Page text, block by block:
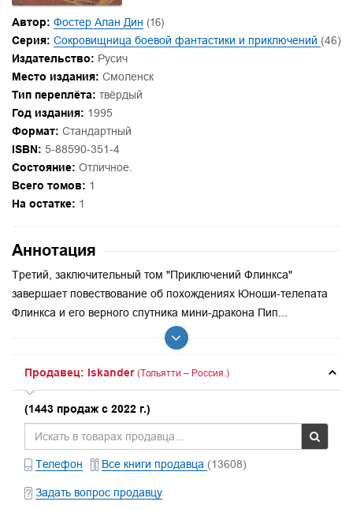
Автор: Фостер Алан Дин (16)
Серия: Сокровищница боевой фантастики и приключений (46)
Издательство: Русич
Место издания: Смоленск
Тип переплёта: твёрдый
Год издания: 1995
Формат: Стандартный
ISBN: 5-88590-351-4
Состояние: Отличное.
Всего томов: 1
На остатке: 1
Аннотация
Третий, заключительный том "Приключений Флинкса"
завершает повествование об похождениях Юноши-телепата
Флинкса и его верного спутника мини-дракона Пип...
Продавец: Iskander (Тольятти – Россия.)
(1443 продаж с 2022 г.)
Телефон Все книги продавца (13608)
Задать вопрос продавцу